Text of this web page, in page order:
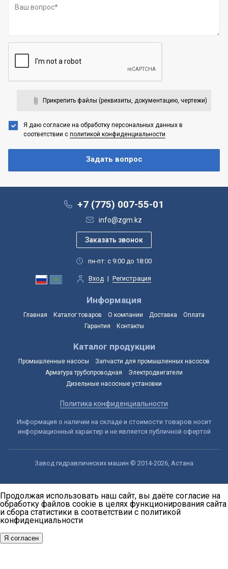
Прикрепить файлы (реквизиты, документацию, чертежи)
Я даю согласие на обработку персональных данных в
соответствии с политикой конфиденциальности
+7 (775) 007-55-01
info@zgm.kz
пн-пт: с 9:00 до 18:00
Вход | Регистрация
Информация
Главная Каталог товаров О компании Доставка
Оплата
Гарантия
Контакты
Каталог продукции
Промышленные насосы
Запчасти для промышленных насосов
Арматура трубопроводная
Электродвигатели
Дизельные насосные установки
Политика конфиденциальности
Информация о наличии на складе и стоимости товаров носит
информационный характер и не является публичной офертой
Завод гидравлических машин © 2014-2026, Астана
Продолжая использовать наш сайт, вы даёте согласие на
обработку файлов cookie в целях функционирования сайта
и сбора статистики в соответствии с политикой
конфиденциальности
Я согласен